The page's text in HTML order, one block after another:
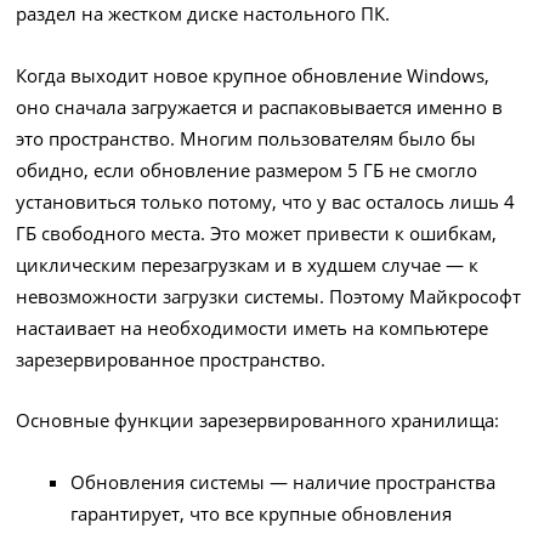
раздел на жестком диске настольного ПК.
Когда выходит новое крупное обновление Windows,
оно сначала загружается и распаковывается именно в
это пространство. Многим пользователям было бы
обидно, если обновление размером 5 ГБ не смогло
установиться только потому, что у вас осталось лишь 4
ГБ свободного места. Это может привести к ошибкам,
циклическим перезагрузкам и в худшем случае — к
невозможности загрузки системы. Поэтому Майкрософт
настаивает на необходимости иметь на компьютере
зарезервированное пространство.
Основные функции зарезервированного хранилища:
Обновления системы — наличие пространства
гарантирует, что все крупные обновления